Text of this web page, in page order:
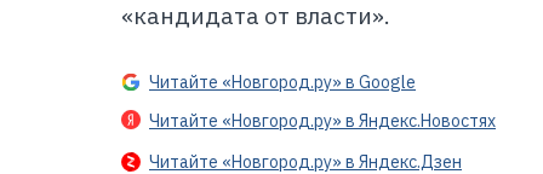
«кандидата от власти».
Читайте «Новгород.ру» в Google
Читайте «Новгород.ру» в Яндекс.Новостях
Читайте «Новгород.ру» в Яндекс.Дзен